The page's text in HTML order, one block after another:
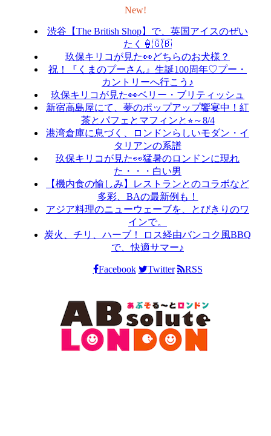
New!
渋谷【The British Shop】で、英国アイスのぜい
たく🍦🇬🇧
玖保キリコが見た👀どちらのお犬様？
祝！『くまのプーさん』生誕100周年♡プー・
カントリーへ行こう♪
玖保キリコが見た👀ベリー・ブリティッシュ
新宿高島屋にて、夢のポップアップ饗宴中！紅
茶とパフェとマフィンと⭐︎～8/4
港湾倉庫に息づく、ロンドンらしいモダン・イ
タリアンの系譜
玖保キリコが見た👀猛暑のロンドンに現れ
た・・・白い男
【機内食の愉しみ】レストランとのコラボなど
多彩、BAの最新例も！
アジア料理のニューウェーブを、とびきりのワ
インで。
炭火、チリ、ハーブ！ ロス経由バンコク風BBQ
で、快適サマー♪
Facebook Twitter RSS